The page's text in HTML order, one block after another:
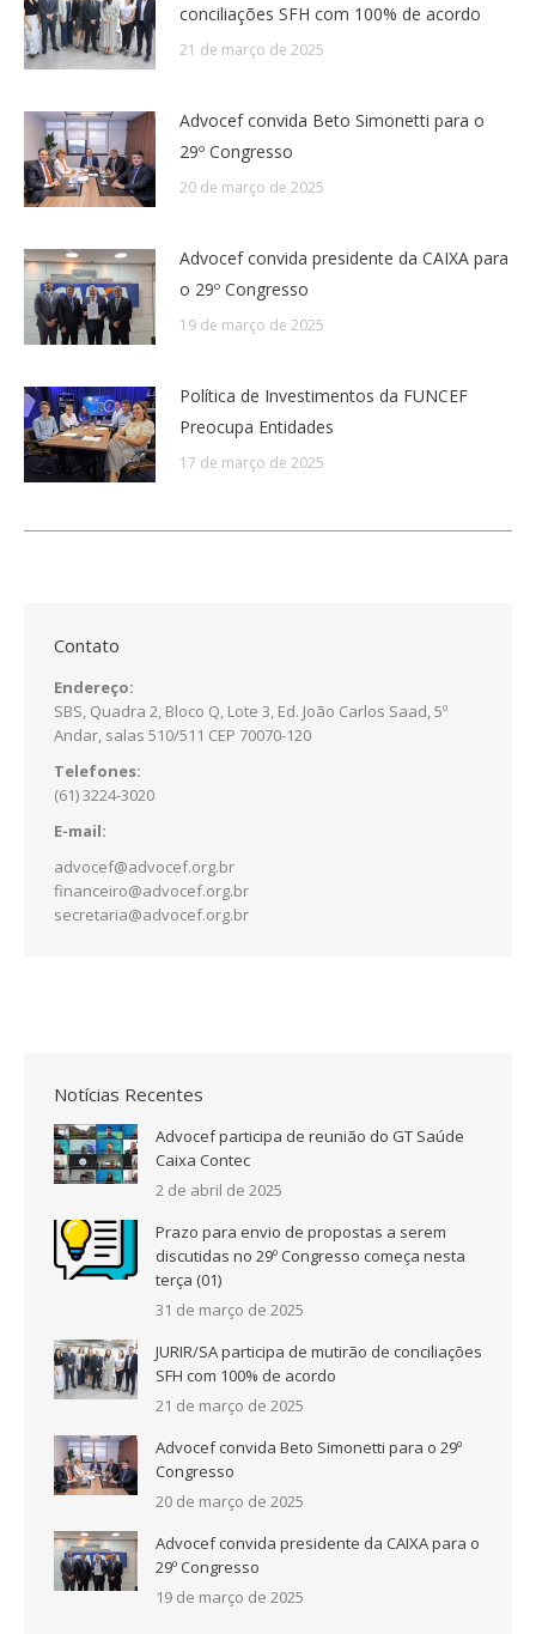
conciliações SFH com 100% de acordo
21 de março de 2025
Advocef convida Beto Simonetti para o
29º Congresso
20 de março de 2025
Advocef convida presidente da CAIXA para
o 29º Congresso
19 de março de 2025
Política de Investimentos da FUNCEF
Preocupa Entidades
17 de março de 2025
Contato
Endereço:
SBS, Quadra 2, Bloco Q, Lote 3, Ed. João Carlos Saad, 5º
Andar, salas 510/511 CEP 70070-120
Telefones:
(61) 3224-3020
E-mail:
advocef@advocef.org.br
financeiro@advocef.org.br
secretaria@advocef.org.br
Notícias Recentes
Advocef participa de reunião do GT Saúde
Caixa Contec
2 de abril de 2025
Prazo para envio de propostas a serem
discutidas no 29º Congresso começa nesta
terça (01)
31 de março de 2025
JURIR/SA participa de mutirão de conciliações
SFH com 100% de acordo
21 de março de 2025
Advocef convida Beto Simonetti para o 29º
Congresso
20 de março de 2025
Advocef convida presidente da CAIXA para o
29º Congresso
19 de março de 2025